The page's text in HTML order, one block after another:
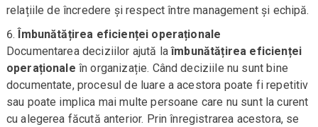
relațiile de încredere și respect între management și echipă.
Îmbunătățirea eficienței operaționale
Documentarea deciziilor ajută laîmbunătățirea eficienței
operaționale în organizație. Când deciziile nu sunt bine
documentate, procesul de luare a acestora poate fi repetitiv
sau poate implica mai multe persoane care nu sunt la curent
cu alegerea făcută anterior. Prin înregistrarea acestora, se